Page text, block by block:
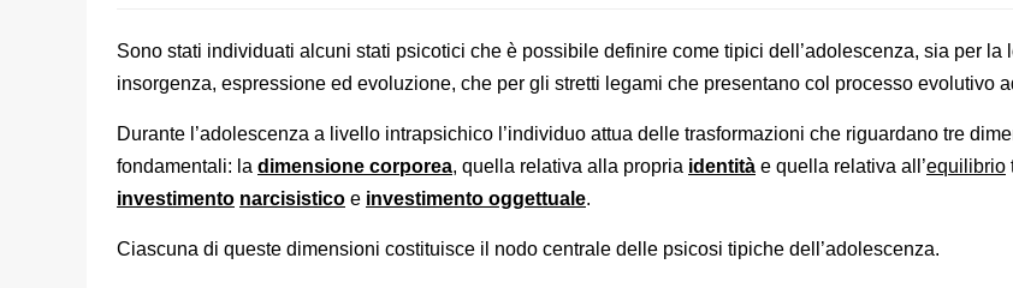
Sono stati individuati alcuni stati psicotici che è possibile definire come tipici dell’adolescenza, sia per la
insorgenza, espressione ed evoluzione, che per gli stretti legami che presentano col processo evolutivo
Durante l’adolescenza a livello intrapsichico l’individuo attua delle trasformazioni che riguardano tre
fondamentali: la dimensione corporea, quella relativa alla propria identità e quella relativa all’equilibrio
investimento narcisistico e investimento oggettuale.
Ciascuna di queste dimensioni costituisce il nodo centrale delle psicosi tipiche dell’adolescenza.